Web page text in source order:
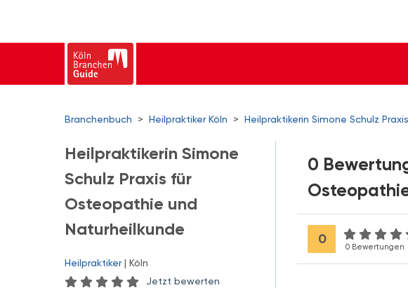
Branchenbuch > Heilpraktiker Köln > Heilpraktikerin Simone Schulz
Heilpraktikerin Simone
Schulz Praxis für
Osteopathie und
Naturheilkunde
Heilpraktiker| Köln
Jetzt bewerten
0
0
0 Bewertungen